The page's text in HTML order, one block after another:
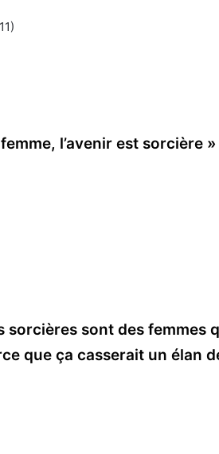
l’avenir est sorcière »
sorcières sont des femmes
que ça casserait un élan